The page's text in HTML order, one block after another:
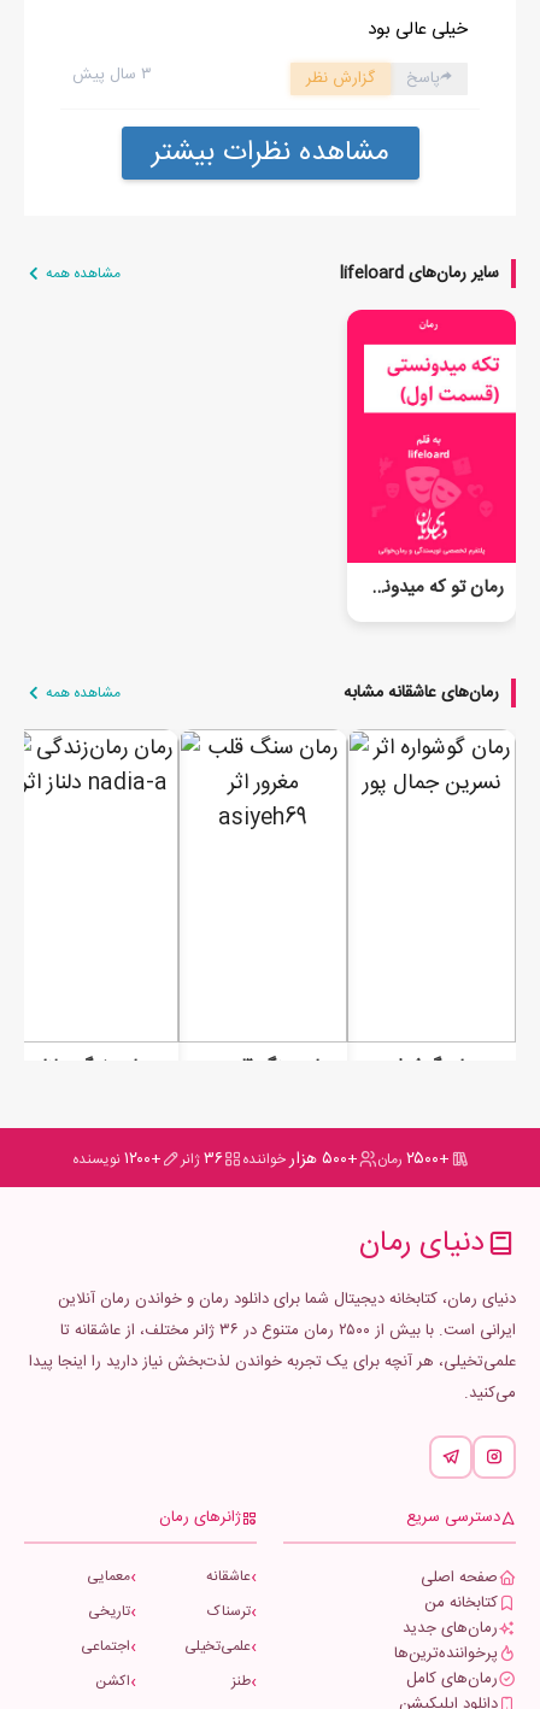
خیلی عالی بود
۳ سال پیش پاسخ گزارش نظر
مشاهده نظرات بیشتر
سایر رمان‌های lifeloard مشاهده همه
رمان تو که میدونستی (قسمت اول)
رمان‌های عاشقانه مشابه مشاهده همه
رمان گوشواره رمان ﺯﻧﺪﮔﯽ ﺩﻟﻨﺎﺯ
+۲۵۰۰ رمان +۵۰۰ هزار خواننده ۳۶ژانر +۱۲۰۰ نویسنده
دنیای رمان
دنیای رمان، کتابخانه دیجیتال شما برای دانلود رمان و خواندن رمان آنلاین
ایرانی است. با بیش از ۲۵۰۰ رمان متنوع در ۳۶ ژانر مختلف، از عاشقانه تا
علمی‌تخیلی، هر آنچه برای یک تجربه خواندن لذت‌بخش نیاز دارید را اینجا پیدا
می‌کنید.
دسترسی سریع
صفحه اصلی
کتابخانه من
رمان‌های جدید
پرخواننده‌ترین‌ها
رمان‌های کامل
ژانرهای رمان
عاشقانه
معمایی
ترسناک
تاریخی
علمی‌تخیلی
اجتماعی
طنز
اکشن